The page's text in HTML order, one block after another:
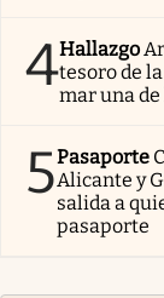
4Hallazgo
tesoro de
mar una
5Pasaporte
Alicante y
salida a
pasaporte